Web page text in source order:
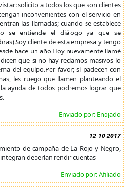
solicito a todos los que son clientes
inconvenientes con el servicio en
las llamadas; cuando se establece
se entiende el diálogo ya que se
cliente de esta empresa y tengo
hace un año.Hoy nuevamente llamé
que si no hay reclamos masivos lo
del equipo.Por favor; si padecen con
les ruego que llamen planteando el
ayuda de todos podremos lograr que
Enviado por: Enojado
12-10-2017
de campaña de La Rojo y Negro,
deberían rendir cuentas
Enviado por: Afiliado